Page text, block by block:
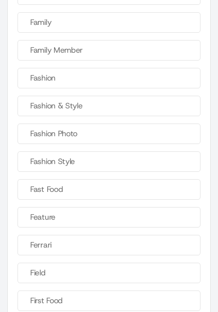
Family
Family Member
Fashion
Fashion & Style
Fashion Photo
Fashion Style
Fast Food
Feature
Ferrari
Field
First Food